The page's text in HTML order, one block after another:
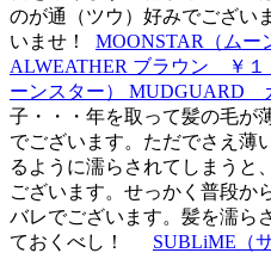
のが通（ツウ）好みでござい
いませ！
MOONSTAR（ムー
ALWEATHER ブラウン ￥１
ーンスター） MUDGUARD
子・・・年を取って髪の毛が
でございます。ただでさえ薄
るように濡らされてしまうと
ございます。せっかく普段か
バレでございます。髪を濡ら
ておくべし！
SUBLiME（